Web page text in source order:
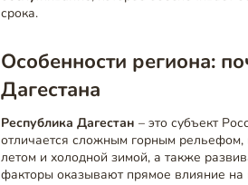
срока.
Особенности региона:
Дагестана
Республика Дагестан – это субъект
отличается сложным горным
летом и холодной зимой, а также
факторы оказывают прямое влияние